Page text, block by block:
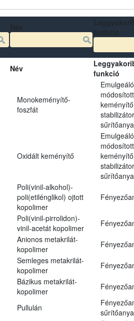
Név
funkció
Monokeményítő-
foszfát
módosított
Oxidált keményítő
módosított
Poli(vinil-alkohol)-
poli(etilénglikol) ojtott
kopolimer
Poli(vinil-pirrolidon)-
vinil-acetát kopolimer
Anionos metakrilát-
kopolimer
Semleges metakrilát-
kopolimer
Bázikus metakrilát-
kopolimer
Pullulán